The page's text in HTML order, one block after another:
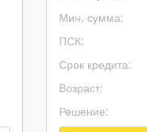
Мин. сумма:
ПСК:
Срок кредита:
Возраст:
Решение: